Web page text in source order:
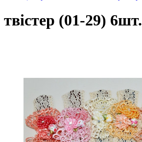
твістер (01-29) 6шт.